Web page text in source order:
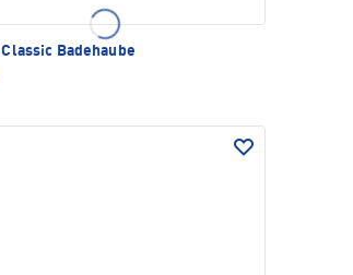
Classic Badehaube